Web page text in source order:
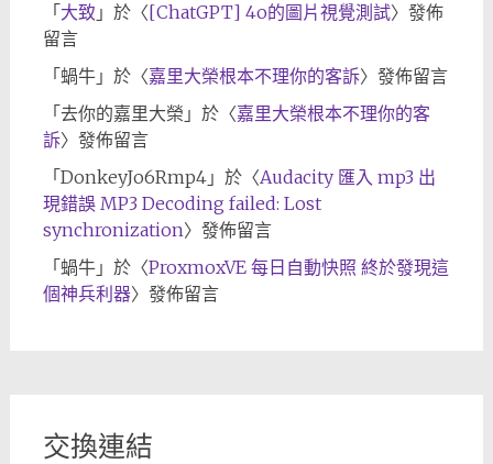
「 大致 」於〈[ChatGPT] 4o的圖片視覺測試〉發佈
留言
「 蝸牛」於〈嘉里大榮根本不理你的客訴〉發佈留言
「 去你的嘉里大榮 」於〈嘉里大榮根本不理你的客
訴〉發佈留言
「 DonkeyJo6Rmp4」於〈Audacity 匯入 mp3 出
現錯誤 MP3 Decoding failed: Lost
synchronization〉發佈留言
「 蝸牛」於〈ProxmoxVE 每日自動快照 終於發現這
個神兵利器〉發佈留言
交換連結